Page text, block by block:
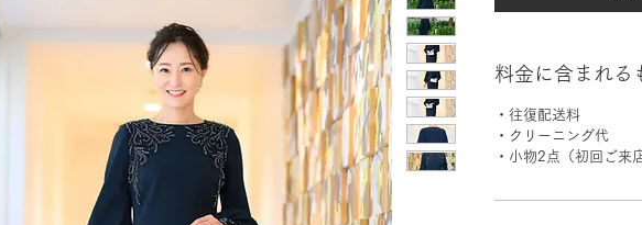
料金に含まれる
・往復配送料
・クリーニング代
・小物2点（初回ご来